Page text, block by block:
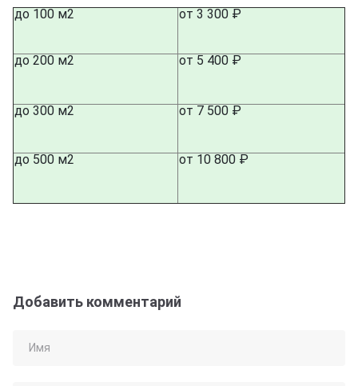
до 100 м2 от 3 300 ₽
до 200 м2 от 5 400 ₽
до 300 м2 от 7 500 ₽
до 500 м2 от 10 800 ₽
Добавить комментарий